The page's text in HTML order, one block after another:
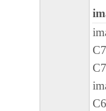
SHOULD
ASSUME